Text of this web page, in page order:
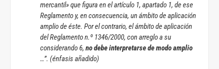
mercantil» que figura en el artículo 1, apartado 1, de ese
Reglamento y, en consecuencia, un ámbito de aplicación
amplio de éste. Por el contrario, el ámbito de aplicación
del Reglamento n.º 1346/2000, con arreglo a su
considerando 6,nodebeinterpretarse de modo amplio
…”. (énfasis añadido)